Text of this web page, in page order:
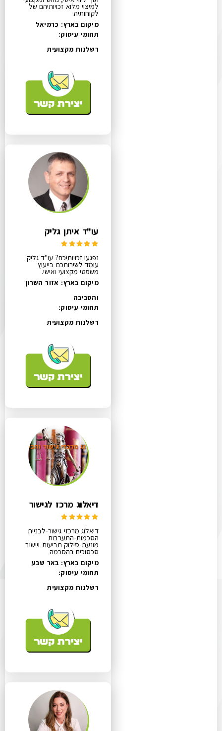
למיצוי מלוא זכויותיהם של
לקוחותיה.
מיקום בארץ: כרמיאל
תחומי עיסוק:
רשלנות מקצועית
עו"ד איתן גליק
נפגעו זכויותיכם? עו"ד גליק
עומד לשירותכם בייעוץ
משפטי מקצועי ואישי.
מיקום בארץ: אזור השרון
והסביבה
תחומי עיסוק:
רשלנות מקצועית
דיאלוג מרכז לגישור
דיאלוג מרכזי גישור-לבניית
הסכמות-התערבות
מונעת-סילוק תביעות ויישוב
סכסוכים בהסכמה
מיקום בארץ: באר שבע
תחומי עיסוק:
רשלנות מקצועית